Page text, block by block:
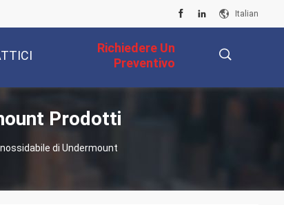
Italian
Richiedere Un
Preventivo
Prodotti
di Undermount